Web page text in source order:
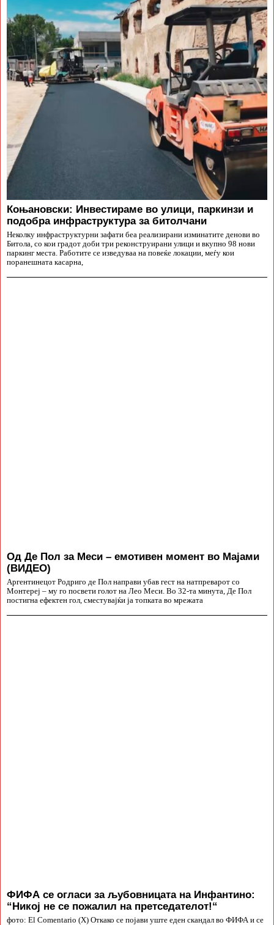
Коњановски: Инвестираме во улици, паркинзи и
подобра инфраструктура за битолчани
Неколку инфраструктурни зафати беа реализирани изминатите денови во
Битола, со кои градот доби три реконструирани улици и вкупно 98 нови
паркинг места. Работите се изведуваа на повеќе локации, меѓу кои
поранешната касарна,
Од Де Пол за Меси – емотивен момент во Мајами
(ВИДЕО)
Аргентинецот Родриго де Пол направи убав гест на натпреварот со
Монтереј – му го посвети голот на Лео Меси. Во 32-та минута, Де Пол
постигна ефектен гол, сместувајќи ја топката во мрежата
ФИФА се огласи за љубовницата на Инфантино:
“Никој не се пожалил на претседателот!“
фото: El Comentario (X) Откако се појави уште еден скандал во ФИФА и се